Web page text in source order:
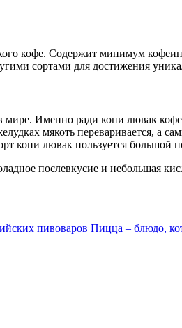
кофе. Содержит минимум
сортами для достижения
Именно ради копи лювак
мякоть переваривается, а
копи лювак пользуется большой
послевкусие и небольшая
пивоваров Пицца – блюдо,